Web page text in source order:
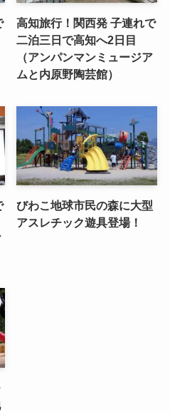
高知旅行！関西発 子連れで
二泊三日で高知へ2日目
（アンパンマンミュージア
ムと内原野陶芸館）
びわこ地球市民の森に大型
アスレチック遊具登場！